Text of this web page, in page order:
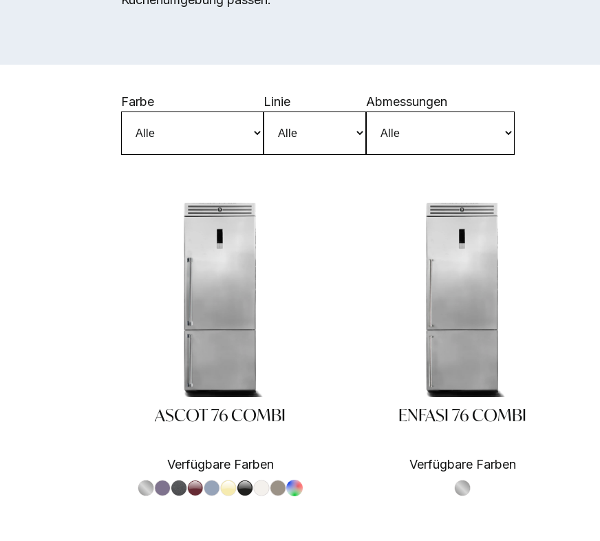
Farbe Linie Abmessungen
ASCOT 76 COMBI
Verfügbare Farben
S.Steel SS
Ametista AA
Antracite AN
Bordeaux BR
Celeste CE
Crema CR
Nero BA
Nuvola NA
Sabbia SA
RAL
ENFASI 76 COMBI
Verfügbare Farben
S.Steel SS